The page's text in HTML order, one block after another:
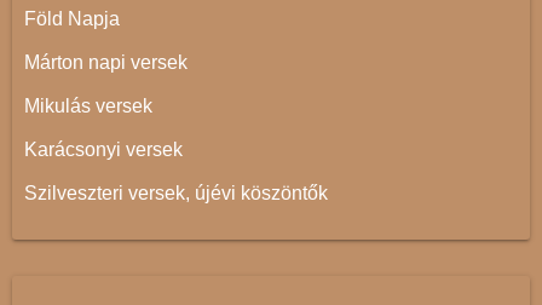
Föld Napja
Márton napi versek
Mikulás versek
Karácsonyi versek
Szilveszteri versek, újévi köszöntők